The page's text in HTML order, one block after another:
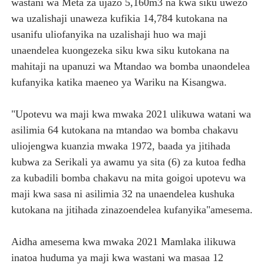
wastani wa Meta za ujazo 5,160m3 na kwa siku uwezo
wa uzalishaji unaweza kufikia 14,784 kutokana na
usanifu uliofanyika na uzalishaji huo wa maji
unaendelea kuongezeka siku kwa siku kutokana na
mahitaji na upanuzi wa Mtandao wa bomba unaondelea
kufanyika katika maeneo ya Wariku na Kisangwa.
"Upotevu wa maji kwa mwaka 2021 ulikuwa watani wa
asilimia 64 kutokana na mtandao wa bomba chakavu
uliojengwa kuanzia mwaka 1972, baada ya jitihada
kubwa za Serikali ya awamu ya sita (6) za kutoa fedha
za kubadili bomba chakavu na mita goigoi upotevu wa
maji kwa sasa ni asilimia 32 na unaendelea kushuka
kutokana na jitihada zinazoendelea kufanyika"amesema.
Aidha amesema kwa mwaka 2021 Mamlaka ilikuwa
inatoa huduma ya maji kwa wastani wa masaa 12